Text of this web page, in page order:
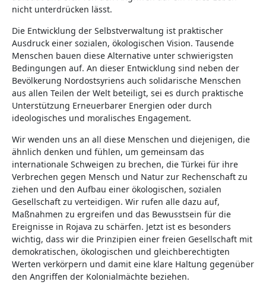
nicht unterdrücken lässt.
Die Entwicklung der Selbstverwaltung ist praktischer
Ausdruck einer sozialen, ökologischen Vision. Tausende
Menschen bauen diese Alternative unter schwierigsten
Bedingungen auf. An dieser Entwicklung sind neben der
Bevölkerung Nordostsyriens auch solidarische Menschen
aus allen Teilen der Welt beteiligt, sei es durch praktische
Unterstützung Erneuerbarer Energien oder durch
ideologisches und moralisches Engagement.
Wir wenden uns an all diese Menschen und diejenigen, die
ähnlich denken und fühlen, um gemeinsam das
internationale Schweigen zu brechen, die Türkei für ihre
Verbrechen gegen Mensch und Natur zur Rechenschaft zu
ziehen und den Aufbau einer ökologischen, sozialen
Gesellschaft zu verteidigen. Wir rufen alle dazu auf,
Maßnahmen zu ergreifen und das Bewusstsein für die
Ereignisse in Rojava zu schärfen. Jetzt ist es besonders
wichtig, dass wir die Prinzipien einer freien Gesellschaft mit
demokratischen, ökologischen und gleichberechtigten
Werten verkörpern und damit eine klare Haltung gegenüber
den Angriffen der Kolonialmächte beziehen.